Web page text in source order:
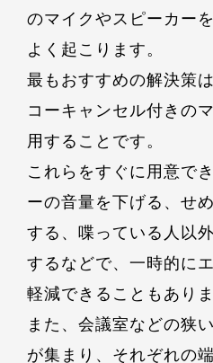
のマイクやスピーカー
よく起こります。
最もおすすめの解決策
コーキャンセル付きの
用することです。
これらをすぐに用意で
ーの音量を下げる、せ
する、喋っている人以
するなどで、一時的に
軽減できることもありま
また、会議室などの狭
が集まり、それぞれの